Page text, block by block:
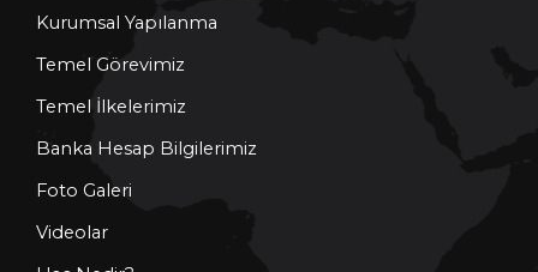
Kurumsal Yapılanma
Temel Görevimiz
Temel İlkelerimiz
Banka Hesap Bilgilerimiz
Foto Galeri
Videolar